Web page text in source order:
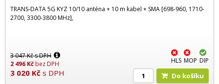
TRANS-DATA 5G KYZ 10/10 anténa + 10 m kabel + SMA [698-960, 1710-
2700, 3300-3800 MHz],
3 047Kčs DPH
2 496 Kčbez DPH
3 020 Kč s DPH
HLS MOP DIP
Do košíku